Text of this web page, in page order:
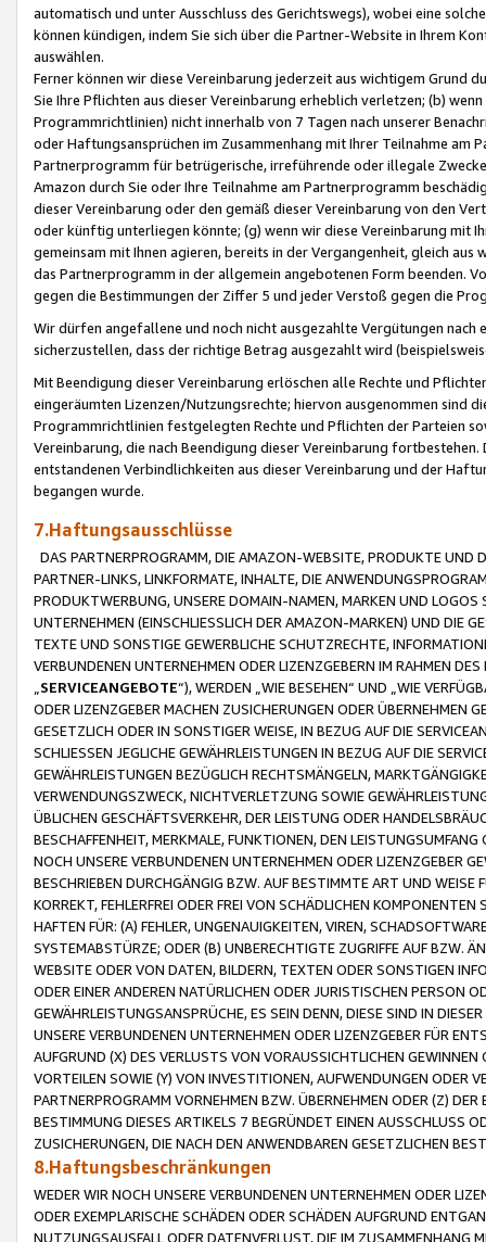
automatisch und unter Ausschluss des Gerichtswegs), wobei eine
können kündigen, indem Sie sich über die Partner-Website in Ihrem
auswählen.
Ferner können wir diese Vereinbarung jederzeit aus wichtigem Grund
Sie Ihre Pflichten aus dieser Vereinbarung erheblich verletzen; (b)
Programmrichtlinien) nicht innerhalb von 7 Tagen nach unserer
oder Haftungsansprüchen im Zusammenhang mit Ihrer Teilnahme am
Partnerprogramm für betrügerische, irreführende oder illegale
Amazon durch Sie oder Ihre Teilnahme am Partnerprogramm
dieser Vereinbarung oder den gemäß dieser Vereinbarung von den
oder künftig unterliegen könnte; (g) wenn wir diese Vereinbarung mit
gemeinsam mit Ihnen agieren, bereits in der Vergangenheit, gleich
das Partnerprogramm in der allgemein angebotenen Form beenden.
gegen die Bestimmungen der Ziffer 5 und jeder Verstoß gegen die
Wir dürfen angefallene und noch nicht ausgezahlte Vergütungen
sicherzustellen, dass der richtige Betrag ausgezahlt wird
Mit Beendigung dieser Vereinbarung erlöschen alle Rechte und
eingeräumten Lizenzen/Nutzungsrechte; hiervon ausgenommen sind
Programmrichtlinien festgelegten Rechte und Pflichten der Parteien
Vereinbarung, die nach Beendigung dieser Vereinbarung
entstandenen Verbindlichkeiten aus dieser Vereinbarung und der
begangen wurde.
7.Haftungsausschlüsse
DAS PARTNERPROGRAMM, DIE AMAZON-WEBSITE, PRODUKTE UND
PARTNER-LINKS, LINKFORMATE, INHALTE, DIE
PRODUKTWERBUNG, UNSERE DOMAIN-NAMEN, MARKEN UND
UNTERNEHMEN (EINSCHLIESSLICH DER AMAZON-MARKEN) UND DIE
TEXTE UND SONSTIGE GEWERBLICHE SCHUTZRECHTE,
VERBUNDENEN UNTERNEHMEN ODER LIZENZGEBERN IM RAHMEN
SERVICEANGEBOTE“), WERDEN „WIE BESEHEN“ UND „WIE
ODER LIZENZGEBER MACHEN ZUSICHERUNGEN ODER ÜBERNEHMEN
GESETZLICH ODER IN SONSTIGER WEISE, IN BEZUG AUF DIE
SCHLIESSEN JEGLICHE GEWÄHRLEISTUNGEN IN BEZUG AUF DIE
GEWÄHRLEISTUNGEN BEZÜGLICH RECHTSMÄNGELN,
VERWENDUNGSZWECK, NICHTVERLETZUNG SOWIE
ÜBLICHEN GESCHÄFTSVERKEHR, DER LEISTUNG ODER
BESCHAFFENHEIT, MERKMALE, FUNKTIONEN, DEN
NOCH UNSERE VERBUNDENEN UNTERNEHMEN ODER LIZENZGEBER
BESCHRIEBEN DURCHGÄNGIG BZW. AUF BESTIMMTE ART UND
KORREKT, FEHLERFREI ODER FREI VON SCHÄDLICHEN
HAFTEN FÜR: (A) FEHLER, UNGENAUIGKEITEN, VIREN,
SYSTEMABSTÜRZE; ODER (B) UNBERECHTIGTE ZUGRIFFE AUF BZW.
WEBSITE ODER VON DATEN, BILDERN, TEXTEN ODER SONSTIGEN
ODER EINER ANDEREN NATÜRLICHEN ODER JURISTISCHEN PERSON
GEWÄHRLEISTUNGSANSPRÜCHE, ES SEIN DENN, DIESE SIND IN
UNSERE VERBUNDENEN UNTERNEHMEN ODER LIZENZGEBER FÜR
AUFGRUND (X) DES VERLUSTS VON VORAUSSICHTLICHEN
VORTEILEN SOWIE (Y) VON INVESTITIONEN, AUFWENDUNGEN ODER
PARTNERPROGRAMM VORNEHMEN BZW. ÜBERNEHMEN ODER (Z)
BESTIMMUNG DIESES ARTIKELS 7 BEGRÜNDET EINEN AUSSCHLUSS
ZUSICHERUNGEN, DIE NACH DEN ANWENDBAREN GESETZLICHEN
8.Haftungsbeschränkungen
WEDER WIR NOCH UNSERE VERBUNDENEN UNTERNEHMEN ODER
ODER EXEMPLARISCHE SCHÄDEN ODER SCHÄDEN AUFGRUND
NUTZUNGSAUSFALL ODER DATENVERLUST, DIE IM ZUSAMMENHANG